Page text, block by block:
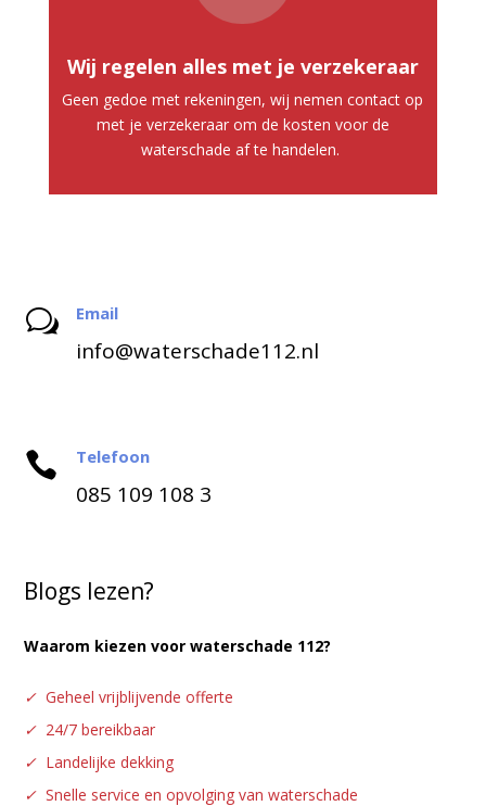
Wij regelen alles met je verzekeraar
Geen gedoe met rekeningen, wij nemen contact op
met je verzekeraar om de kosten voor de
waterschade af te handelen.
w Email
info@waterschade112.nl
 Telefoon
085 109 108 3
Blogs lezen?
Waarom kiezen voor waterschade 112?
✓ Geheel vrijblijvende offerte
✓ 24/7 bereikbaar
✓ Landelijke dekking
✓ Snelle service en opvolging van waterschade